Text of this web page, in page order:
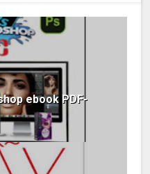
ebook PDF-